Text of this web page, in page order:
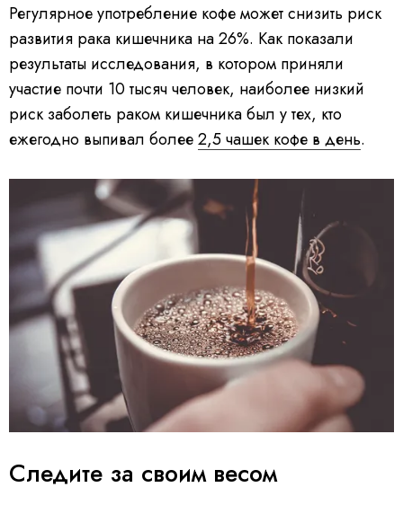
Регулярное употребление кофе может снизить риск
развития рака кишечника на 26%. Как показали
результаты исследования, в котором приняли
участие почти 10 тысяч человек, наиболее низкий
риск заболеть раком кишечника был у тех, кто
ежегодно выпивал более2,5 чашек кофе в день.
Следите за своим весом